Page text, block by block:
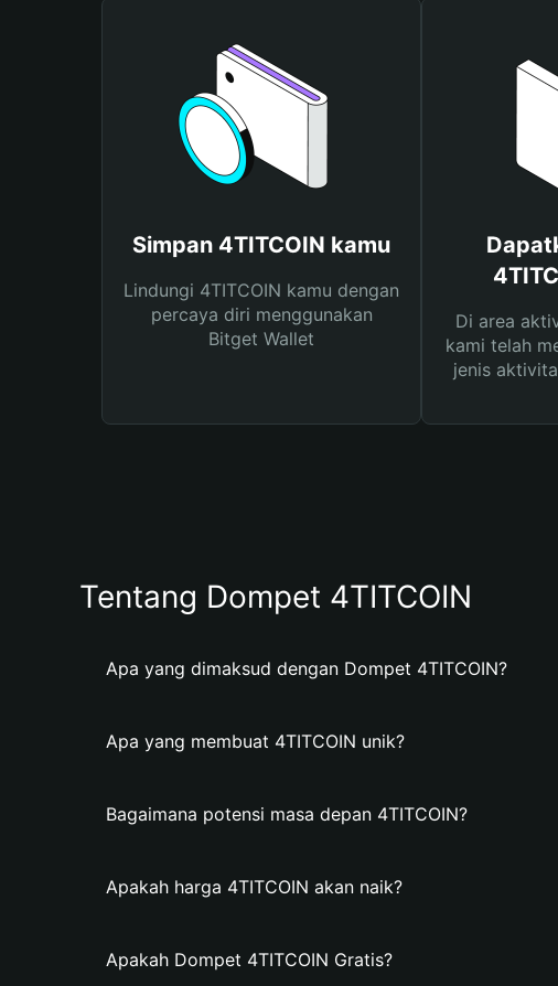
Simpan 4TITCOIN kamu
Lindungi 4TITCOIN kamu dengan
percaya diri menggunakan
Bitget Wallet
Di area
kami telah
jenis
Tentang Dompet 4TITCOIN
Apa yang dimaksud dengan Dompet 4TITCOIN?
Apa yang membuat 4TITCOIN unik?
Bagaimana potensi masa depan 4TITCOIN?
Apakah harga 4TITCOIN akan naik?
Apakah Dompet 4TITCOIN Gratis?